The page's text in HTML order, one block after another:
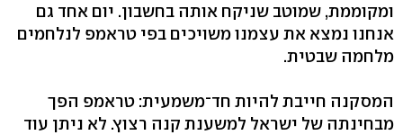
ומקוממת, שמוטב שניקח אותה בחשבון. יום אחד גם
אנחנו נמצא את עצמנו משויכים בפי טראמפ לנלחמים
מלחמה שבטית.
המסקנה חייבת להיות חד־משמעית: טראמפ הפך
מבחינתה של ישראל למשענת קנה רצוץ. לא ניתן עוד